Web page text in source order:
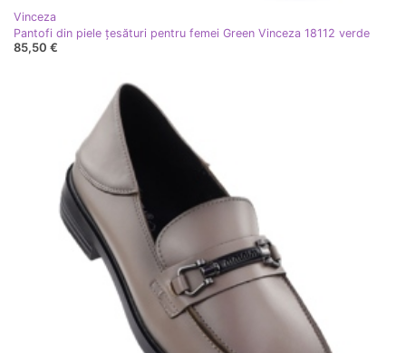
Vinceza
Pantofi din piele țesături pentru femei Green Vinceza 18112 verde
85,50 €